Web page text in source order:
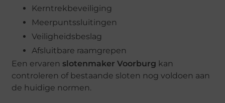
Kerntrekbeveiliging
Meerpuntssluitingen
Veiligheidsbeslag
Afsluitbare raamgrepen
Een ervaren slotenmaker Voorburg kan
controleren of bestaande sloten nog voldoen aan
de huidige normen.